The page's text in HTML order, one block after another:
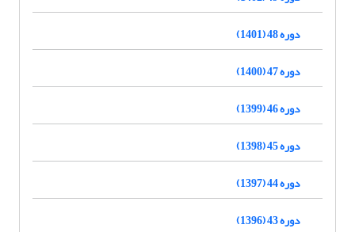
دوره 48 (1401)
دوره 47 (1400)
دوره 46 (1399)
دوره 45 (1398)
دوره 44 (1397)
دوره 43 (1396)